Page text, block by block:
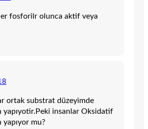
fosforilr olunca aktif veya
ortak substrat düzeyimde
insanlar Oksidatif
mu?